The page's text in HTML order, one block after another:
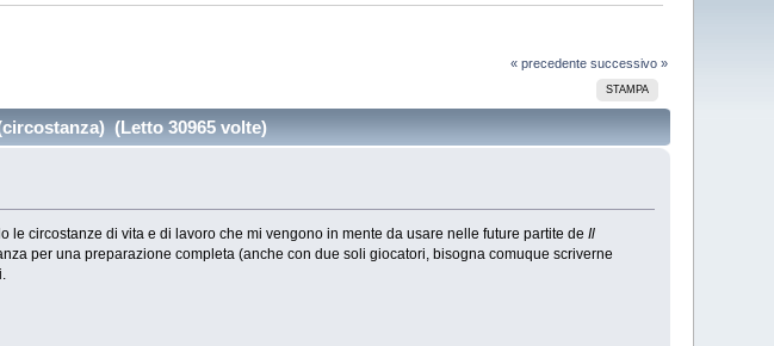
« precedente successivo »
STAMPA
(Letto 30965 volte)
circostanze di vita e di lavoro che mi vengono in mente da usare nelle future partite de Il
per una preparazione completa (anche con due soli giocatori, bisogna comuque scriverne